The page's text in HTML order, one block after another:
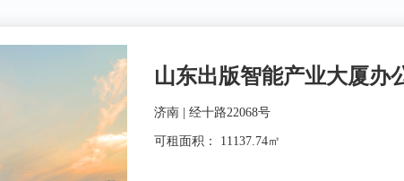
山东出版智能产业大厦办
济南 | 经十路22068号
可租面积： 11137.74㎡